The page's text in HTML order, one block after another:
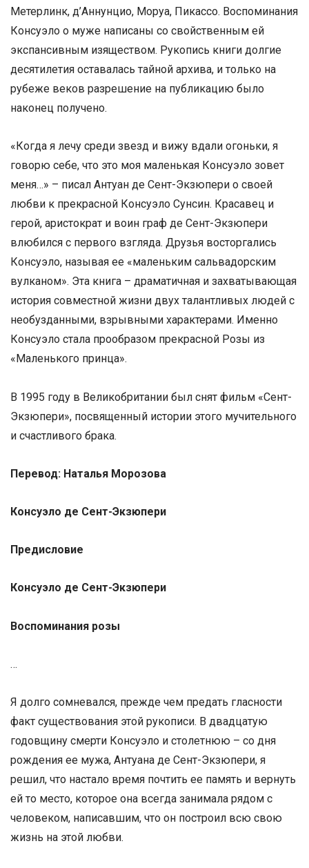
Метерлинк, д’Аннунцио, Моруа, Пикассо. Воспоминания
Консуэло о муже написаны со свойственным ей
экспансивным изяществом. Рукопись книги долгие
десятилетия оставалась тайной архива, и только на
рубеже веков разрешение на публикацию было
наконец получено.
«Когда я лечу среди звезд и вижу вдали огоньки, я
говорю себе, что это моя маленькая Консуэло зовет
меня…» – писал Антуан де Сент-Экзюпери о своей
любви к прекрасной Консуэло Сунсин. Красавец и
герой, аристократ и воин граф де Сент-Экзюпери
влюбился с первого взгляда. Друзья восторгались
Консуэло, называя ее «маленьким сальвадорским
вулканом». Эта книга – драматичная и захватывающая
история совместной жизни двух талантливых людей с
необузданными, взрывными характерами. Именно
Консуэло стала прообразом прекрасной Розы из
«Маленького принца».
В 1995 году в Великобритании был снят фильм «Сент-
Экзюпери», посвященный истории этого мучительного
и счастливого брака.
Перевод: Наталья Морозова
Консуэло де Сент-Экзюпери
Предисловие
Консуэло де Сент-Экзюпери
Воспоминания розы
…
Я долго сомневался, прежде чем предать гласности
факт существования этой рукописи. В двадцатую
годовщину смерти Консуэло и столетнюю – со дня
рождения ее мужа, Антуана де Сент-Экзюпери, я
решил, что настало время почтить ее память и вернуть
ей то место, которое она всегда занимала рядом с
человеком, написавшим, что он построил всю свою
жизнь на этой любви.